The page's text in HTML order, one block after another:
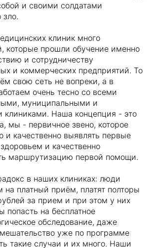
и своими солдатами
зло.
клиник много
которые прошли обучение именно
и сотрудничеству
и коммерческих предприятий. То
свою сеть не вопреки, а в
очень тесно со всеми
муниципальными и
клиниками. Наша концепция - это
мы - первичное звено, которое
и качественно выявлять первые
и качественно
маршрутизацию первой помощи.
в наших клиниках: люди
на платный приём, платят полторы
за прием и при этом у них
попасть на бесплатное
обследование, даже
уже по программе
такие случаи и их много. Наши